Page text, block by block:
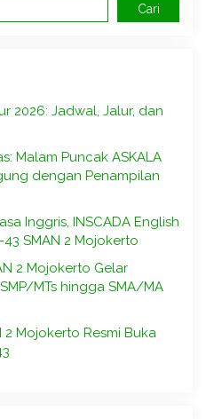
Cari
2026: Jadwal, Jalur, dan
Malam Puncak ASKALA
dengan Penampilan
Inggris, INSCADA English
SMAN 2 Mojokerto
2 Mojokerto Gelar
MTs hingga SMA/MA
2 Mojokerto Resmi Buka